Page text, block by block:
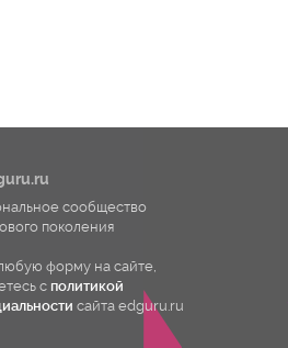
сообщество
поколения
форму на сайте,
с политикой
сайта edguru.ru